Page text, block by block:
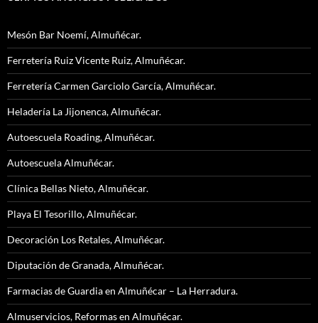
Mesón Bar Noemí, Almuñécar.
Ferretería Ruiz Vicente Ruiz, Almuñécar.
Ferretería Carmen Garciolo García, Almuñécar.
Heladería La Jijonenca, Almuñécar.
Autoescuela Roading, Almuñécar.
Autoescuela Almuñécar.
Clínica Bellas Nieto, Almuñécar.
Playa El Tesorillo, Almuñécar.
Decoración Los Retales, Almuñécar.
Diputación de Granada, Almuñécar.
Farmacias de Guardia en Almuñécar – La Herradura.
Almuservicios, Reformas en Almuñécar.